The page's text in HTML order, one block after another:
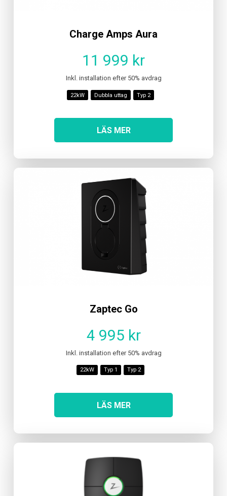
Charge Amps Aura
11 999 kr
Inkl. installation efter 50% avdrag
22kW Dubbla uttag Typ 2
LÄS MER
Zaptec Go
4 995 kr
Inkl. installation efter 50% avdrag
22kW Typ 1 Typ 2
LÄS MER